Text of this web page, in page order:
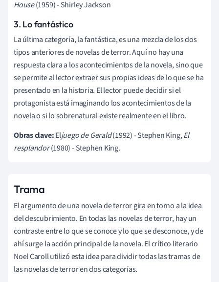
House(1959) - Shirley Jackson
3. Lo fantástico
La última categoría, la fantástica, es una mezcla de los dos
tipos anteriores de novelas de terror. Aquí no hay una
respuesta clara a los acontecimientos de la novela, sino que
se permite al lector extraer sus propias ideas de lo que se ha
presentado en la historia. El lector puede decidir si el
protagonista está imaginando los acontecimientos de la
novela o si lo sobrenatural existe realmente en el libro.
Obras clave:Eljuego de Gerald(1992) - Stephen King,El
resplandor(1980) - Stephen King.
Trama
El argumento de una novela de terror gira en torno a la idea
del descubrimiento. En todas las novelas de terror, hay un
contraste entre lo que se conoce y lo que se desconoce, y de
ahí surge la acción principal de la novela. El crítico literario
Noel Caroll utilizó esta idea para dividir todas las tramas de
las novelas de terror en dos categorías.